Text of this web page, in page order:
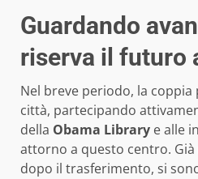
Guardando
riserva il futuro
Nel breve periodo, la
città, partecipando
della Obama Library e alle
attorno a questo centro.
dopo il trasferimento, si